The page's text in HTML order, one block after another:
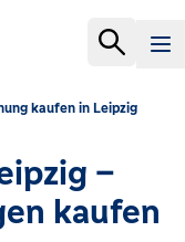
kaufen in Leipzig
–
kaufen